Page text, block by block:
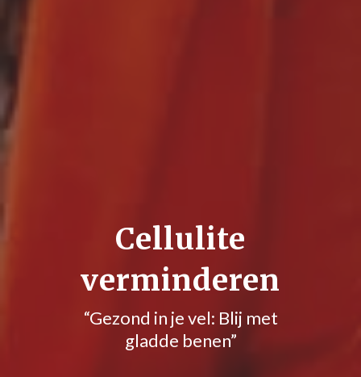
Cellulite
verminderen
“Gezond in je vel: Blij met
gladde benen”